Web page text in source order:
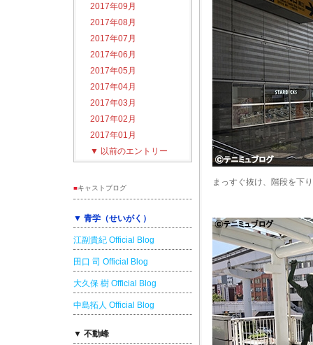
2017年09月
2017年08月
2017年07月
2017年06月
2017年05月
2017年04月
2017年03月
2017年02月
2017年01月
▼ 以前のエントリー
■キャストブログ
▼ 青学（せいがく）
江副貴紀 Official Blog
田口 司 Official Blog
大久保 樹 Official Blog
中島拓人 Official Blog
▼ 不動峰
まっすぐ抜け、階段を下